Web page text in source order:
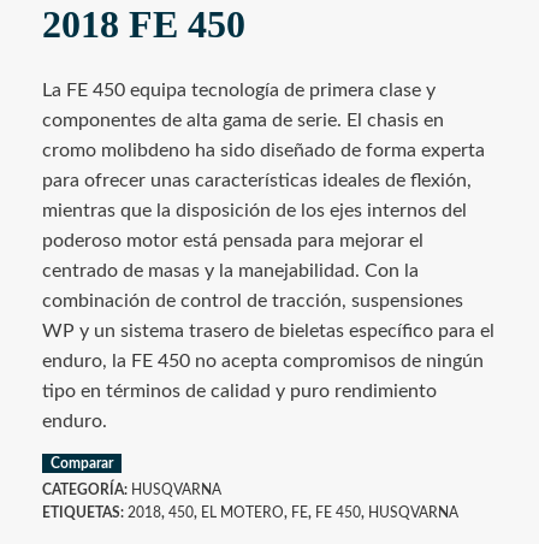
2018 FE 450
La FE 450 equipa tecnología de primera clase y
componentes de alta gama de serie. El chasis en
cromo molibdeno ha sido diseñado de forma experta
para ofrecer unas características ideales de flexión,
mientras que la disposición de los ejes internos del
poderoso motor está pensada para mejorar el
centrado de masas y la manejabilidad. Con la
combinación de control de tracción, suspensiones
WP y un sistema trasero de bieletas específico para el
enduro, la FE 450 no acepta compromisos de ningún
tipo en términos de calidad y puro rendimiento
enduro.
Comparar
CATEGORÍA: HUSQVARNA
ETIQUETAS: 2018, 450, EL MOTERO, FE, FE 450, HUSQVARNA